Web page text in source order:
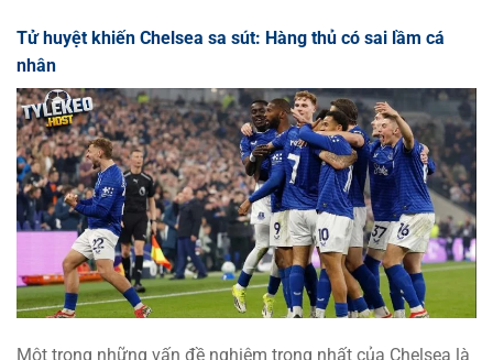
Tử huyệt khiến Chelsea sa sút: Hàng thủ có sai lầm cá
nhân
Một trong những vấn đề nghiêm trọng nhất của Chelsea là